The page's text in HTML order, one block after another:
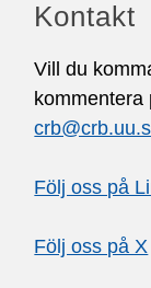
Kontakt
Vill du
kommentera
Följ oss på
Följ oss på X